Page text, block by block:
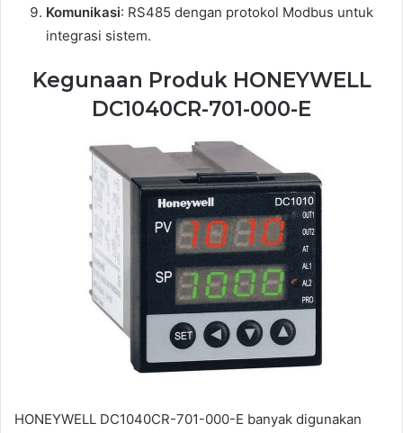
Komunikasi: RS485 dengan protokol Modbus untuk
integrasi sistem.
Kegunaan Produk HONEYWELL
DC1040CR-701-000-E
HONEYWELL DC1040CR-701-000-E banyak digunakan